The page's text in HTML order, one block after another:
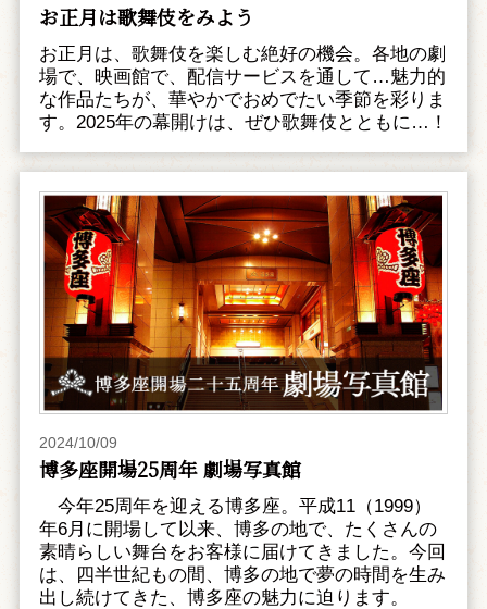
お正月は歌舞伎をみよう
お正月は、歌舞伎を楽しむ絶好の機会。各地の劇
場で、映画館で、配信サービスを通して…魅力的
な作品たちが、華やかでおめでたい季節を彩りま
す。2025年の幕開けは、ぜひ歌舞伎とともに…！
2024/10/09
博多座開場25周年 劇場写真館
今年25周年を迎える博多座。平成11（1999）
年6月に開場して以来、博多の地で、たくさんの
素晴らしい舞台をお客様に届けてきました。今回
は、四半世紀もの間、博多の地で夢の時間を生み
出し続けてきた、博多座の魅力に迫ります。